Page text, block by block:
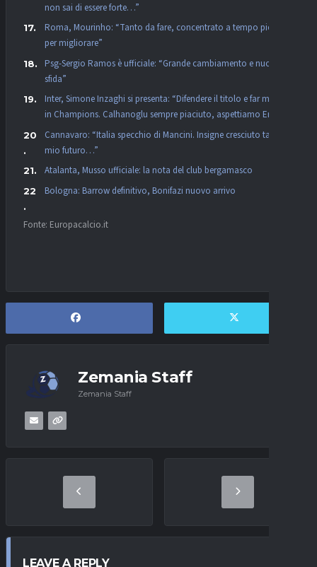
non sai di essere forte…”
Roma, Mourinho: “Tanto da fare, concentrato a tempo pieno
per migliorare”
Psg-Sergio Ramos è ufficiale: “Grande cambiamento e nuova
sfida”
Inter, Simone Inzaghi si presenta: “Difendere il titolo e far meglio
in Champions. Calhanoglu sempre piaciuto, aspettiamo Eriksen”
Cannavaro: “Italia specchio di Mancini. Insigne cresciuto tanto, il
mio futuro…”
Atalanta, Musso ufficiale: la nota del club bergamasco
Bologna: Barrow definitivo, Bonifazi nuovo arrivo
Fonte: Europacalcio.it
Zemania Staff
Zemania Staff
LEAVE A REPLY